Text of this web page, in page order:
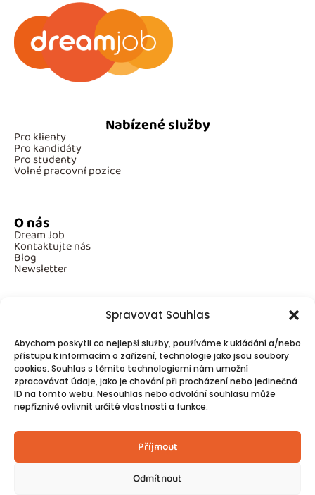
Spravovat Souhlas
Abychom poskytli co nejlepší služby, používáme k ukládání a/nebo
přístupu k informacím o zařízení, technologie jako jsou soubory
cookies. Souhlas s těmito technologiemi nám umožní
zpracovávat údaje, jako je chování při procházení nebo jedinečná
ID na tomto webu. Nesouhlas nebo odvolání souhlasu může
nepříznivě ovlivnit určité vlastnosti a funkce.
Příjmout
Odmítnout
Nabízené služby
Pro klienty
Pro kandidáty
Pro studenty
Volné pracovní pozice
O nás
Dream Job
Kontaktujte nás
Blog
Newsletter
Povinné informace
GDPR
Cookies
Spojte se s námi!